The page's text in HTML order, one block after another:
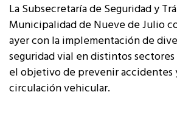
La Subsecretaría de Seguridad y
Municipalidad de Nueve de Julio
ayer con la implementación de
seguridad vial en distintos
el objetivo de prevenir accidentes
circulación vehicular.